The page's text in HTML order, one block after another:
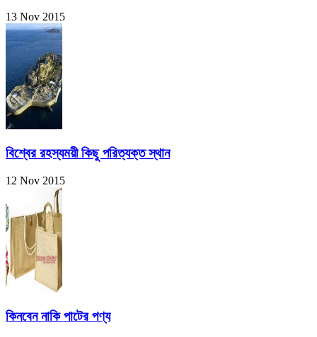
13 Nov 2015
বিশ্বের রহস্যময়ী কিছু পরিত্যক্ত স্থান
12 Nov 2015
কিনবেন নাকি পাটের পণ্য